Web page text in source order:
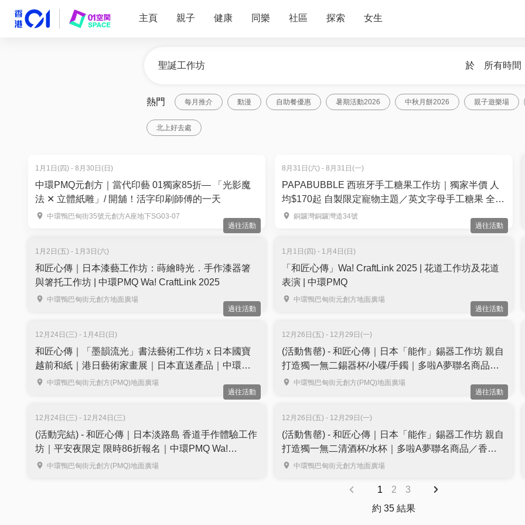
主頁 親子 健康 同樂 社區 探索 女生
於 所有時間
熱門 每月推介 動漫 自助餐優惠 暑期活動2026 中秋月餅2026 親子遊樂場
北上好去處
1月1日(四) - 8月30日(日)
中環PMQ元創方｜當代印藝 01獨家85折— 「光影魔
法 ✕ 立體紙雕」/ 開舖！活字印刷師傅的一天
中環鴨巴甸街35號元創方A座地下SG03-07
8月31日(六) - 8月31日(一)
PAPABUBBLE 西班牙手工糖果工作坊｜獨家半價 人
均$170起 自製限定寵物主題／英文字母手工糖果 全天
然食材｜3歲起
銅鑼灣銅鑼灣道34號
過往活動
1月2日(五) - 1月3日(六)
和匠心傳｜日本漆藝工作坊：蒔繪時光．手作漆器箸
與箸托工作坊 | 中環PMQ Wa! CraftLink 2025
中環鴨巴甸街元創方地面廣場
過往活動
1月1日(四) - 1月4日(日)
「和匠心傳」Wa! CraftLink 2025 | 花道工作坊及花道
表演 | 中環PMQ
中環鴨巴甸街元創方地面廣場
過往活動
12月24日(三) - 1月4日(日)
和匠心傳｜「墨韻流光」書法藝術工作坊ｘ日本國寶
越前和紙｜港日藝術家畫展｜日本直送產品｜中環
PMQ Wa! CraftLink 2025
中環鴨巴甸街元創方(PMQ)地面廣場
過往活動
12月26日(五) - 12月29日(一)
(活動售罄) - 和匠心傳｜日本「能作」錫器工作坊 親自
打造獨一無二錫器杯/小碟/手鐲｜多啦A夢聯名商品／
香港首個大型錫器主題展覽｜中環PMQ Wa! CraftLink
中環鴨巴甸街元創方(PMQ)地面廣場
過往活動
12月24日(三) - 12月24日(三)
(活動完結) - 和匠心傳｜日本淡路島 香道手作體驗工作
坊｜平安夜限定 限時86折報名｜中環PMQ Wa!
CraftLink 2025
中環鴨巴甸街元創方(PMQ)地面廣場
過往活動
12月26日(五) - 12月29日(一)
(活動售罄) - 和匠心傳｜日本「能作」錫器工作坊 親自
打造獨一無二清酒杯/水杯｜多啦A夢聯名商品／香港
首個大型錫器主題展覽｜中環PMQ Wa! CraftLink
中環鴨巴甸街元創方地面廣場
1 2
3
約 35 結果